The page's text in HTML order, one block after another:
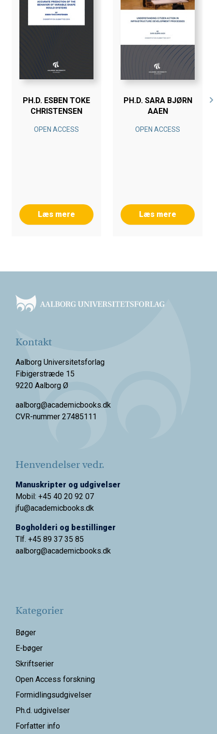
PH.D. ESBEN TOKE
CHRISTENSEN
OPEN ACCESS
Læs mere
PH.D. SARA BJØRN
AAEN
OPEN ACCESS
Læs mere
Kontakt
Aalborg Universitetsforlag
Fibigerstræde 15
9220 Aalborg Ø
aalborg@academicbooks.dk
CVR-nummer 27485111
Henvendelser vedr.
Manuskripter og udgivelser
Mobil: +45 40 20 92 07
jfu@academicbooks.dk
Bogholderi og bestillinger
Tlf. +45 89 37 35 85
aalborg@academicbooks.dk
Kategorier
Bøger
E-bøger
Skriftserier
Open Access forskning
Formidlingsudgivelser
Ph.d. udgivelser
Forfatter info